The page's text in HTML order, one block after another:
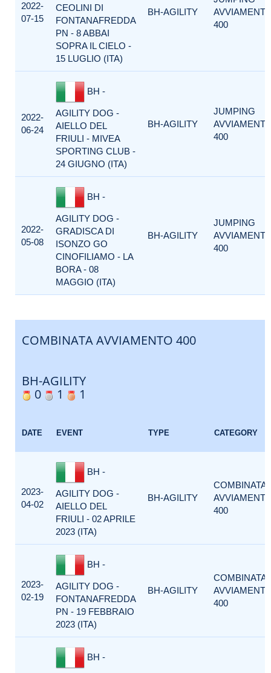
2022-
07-15
CEOLINI DI
FONTANAFREDDA
PN - 8 ABBAI
SOPRA IL CIELO -
15 LUGLIO (ITA)
BH-AGILITY
400
2022-
06-24
BH -
AGILITY DOG -
AIELLO DEL
FRIULI - MIVEA
SPORTING CLUB -
24 GIUGNO (ITA)
BH-AGILITY
JUMPING
400
2022-
05-08
BH -
AGILITY DOG -
GRADISCA DI
ISONZO GO
CINOFILIAMO - LA
BORA - 08
MAGGIO (ITA)
BH-AGILITY
JUMPING
400
COMBINATA AVVIAMENTO 400
BH-AGILITY
0
1 1
DATE EVENT TYPE CATEGORY
2023-
04-02
BH -
AGILITY DOG -
AIELLO DEL
FRIULI - 02 APRILE
2023 (ITA)
BH-AGILITY
COMBINATA
400
2023-
02-19
BH -
AGILITY DOG -
FONTANAFREDDA
PN - 19 FEBBRAIO
2023 (ITA)
BH-AGILITY
COMBINATA
400
BH -